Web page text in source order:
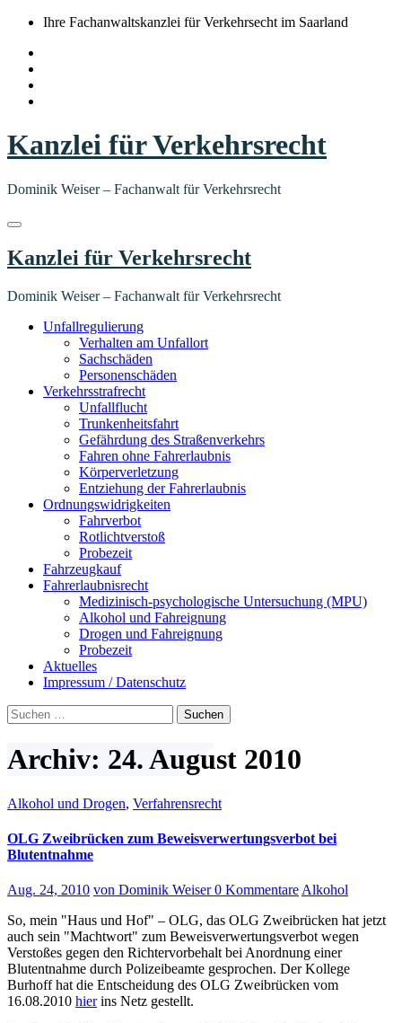
Springe
Inhalt
Ihre Fachanwaltskanzlei für Verkehrsecht im Saarland
Kanzlei für Verkehrsrecht
Dominik Weiser – Fachanwalt für Verkehrsrecht
Kanzlei für Verkehrsrecht
Dominik Weiser – Fachanwalt für Verkehrsrecht
Unfallregulierung
Verhalten am Unfallort
Sachschäden
Personenschäden
Verkehrsstrafrecht
Unfallflucht
Trunkenheitsfahrt
Gefährdung des Straßenverkehrs
Fahren ohne Fahrerlaubnis
Körperverletzung
Entziehung der Fahrerlaubnis
Ordnungswidrigkeiten
Fahrverbot
Rotlichtverstoß
Probezeit
Fahrzeugkauf
Fahrerlaubnisrecht
Medizinisch-psychologische Untersuchung (MPU)
Alkohol und Fahreignung
Drogen und Fahreignung
Probezeit
Aktuelles
Impressum / Datenschutz
Suchen
nach:
Archiv: 24. August 2010
Alkohol und Drogen, Verfahrensrecht
OLG Zweibrücken zum Beweisverwertungsverbot bei
Blutentnahme
Aug. 24, 2010 von Dominik Weiser0 Kommentare Alkohol
So, mein "Haus und Hof" – OLG, das OLG Zweibrücken hat jetzt
auch sein "Machtwort" zum Beweisverwertungsverbot wegen
Verstoßes gegen den Richtervorbehalt bei Anordnung einer
Blutentnahme durch Polizeibeamte gesprochen. Der Kollege
Burhoff hat die Entscheidung des OLG Zweibrücken vom
16.08.2010 hierins Netz gestellt.